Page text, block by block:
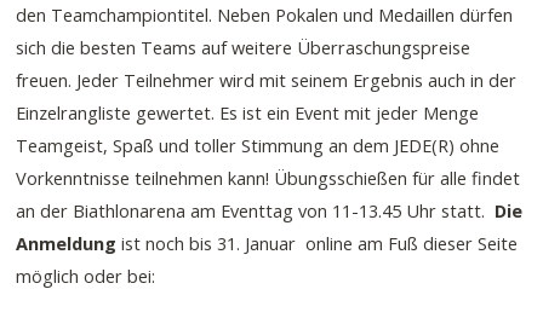
den Teamchampiontitel. Neben Pokalen und Medaillen dürfen
sich die besten Teams auf weitere Überraschungspreise
freuen. Jeder Teilnehmer wird mit seinem Ergebnis auch in der
Einzelrangliste gewertet. Es ist ein Event mit jeder Menge
Teamgeist, Spaß und toller Stimmung an dem JEDE(R) ohne
Vorkenntnisse teilnehmen kann! Übungsschießen für alle findet
an der Biathlonarena am Eventtag von 11-13.45 Uhr statt. Die
Anmeldung ist noch bis 31. Januar online am Fuß dieser Seite
möglich oder bei: